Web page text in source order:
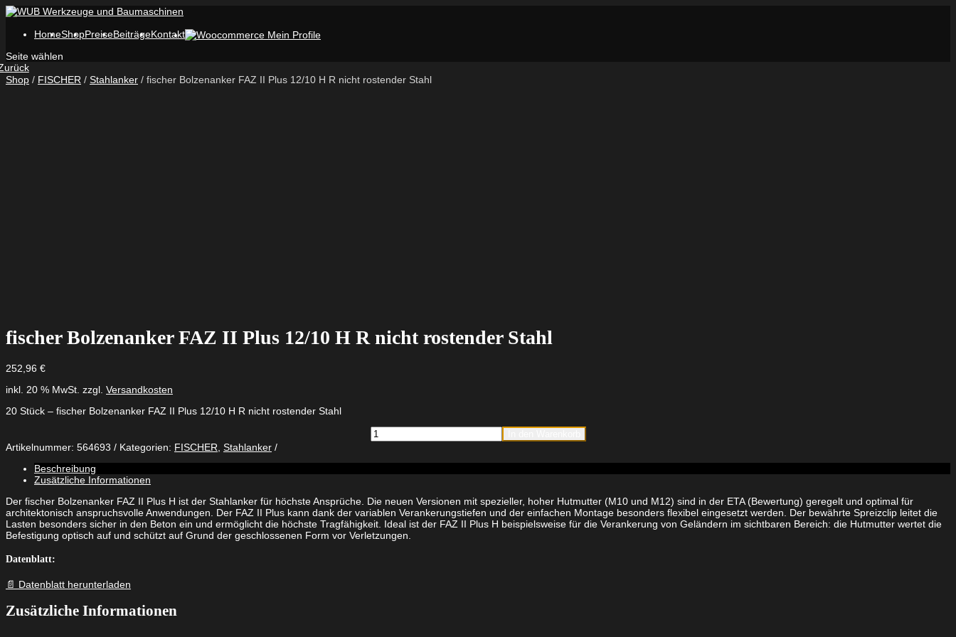
HomeShopPreiseBeiträgeKontakt
Seite wählen
Shop / FISCHER / Stahlanker / fischer Bolzenanker FAZ II Plus 12/10 H R nicht rostender Stahl
fischer Bolzenanker FAZ II Plus 12/10 H R nicht rostender Stahl
252,96 €
inkl. 20 % MwSt. zzgl. Versandkosten
20 Stück – fischer Bolzenanker FAZ II Plus 12/10 H R nicht rostender Stahl
fischer
Bolzenanker
II
Plus
H
R
nicht
rostender
Stahl
Artikelnummer: 564693 Kategorien: FISCHER Stahlanker
Beschreibung
Zusätzliche Informationen
Der fischer Bolzenanker FAZ II Plus H ist der Stahlanker für höchste Ansprüche. Die neuen Versionen mit spezieller, hoher Hutmutter (M10 und M12) sind in der ETA (Bewertung) geregelt und optimal für
architektonisch anspruchsvolle Anwendungen. Der FAZ II Plus kann dank der variablen Verankerungstiefen und der einfachen Montage besonders flexibel eingesetzt werden. Der bewährte Spreizclip leitet die
Lasten besonders sicher in den Beton ein und ermöglicht die höchste Tragfähigkeit. Ideal ist der FAZ II Plus H beispielsweise für die Verankerung von Geländern im sichtbaren Bereich: die Hutmutter wertet die
Befestigung optisch auf und schützt auf Grund der geschlossenen Form vor Verletzungen.
Datenblatt:
📄 Datenblatt herunterladen
Zusätzliche Informationen